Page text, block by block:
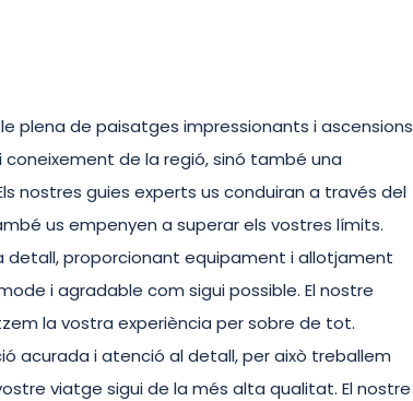
plena de paisatges impressionants i ascensions
de la regió, sinó també una
nostres guies experts us conduiran a través del
us empenyen a superar els vostres límits.
detall, proporcionant equipament i allotjament
i agradable com sigui possible. El nostre
la vostra experiència per sobre de tot.
acurada i atenció al detall, per això treballem
viatge sigui de la més alta qualitat. El nostre